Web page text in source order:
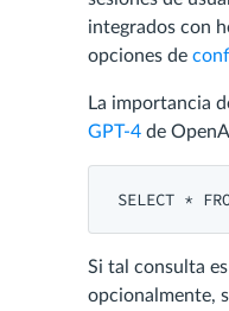
integrados con
opciones de
La importancia
GPT-4 de
Si tal consulta
opcionalmente,